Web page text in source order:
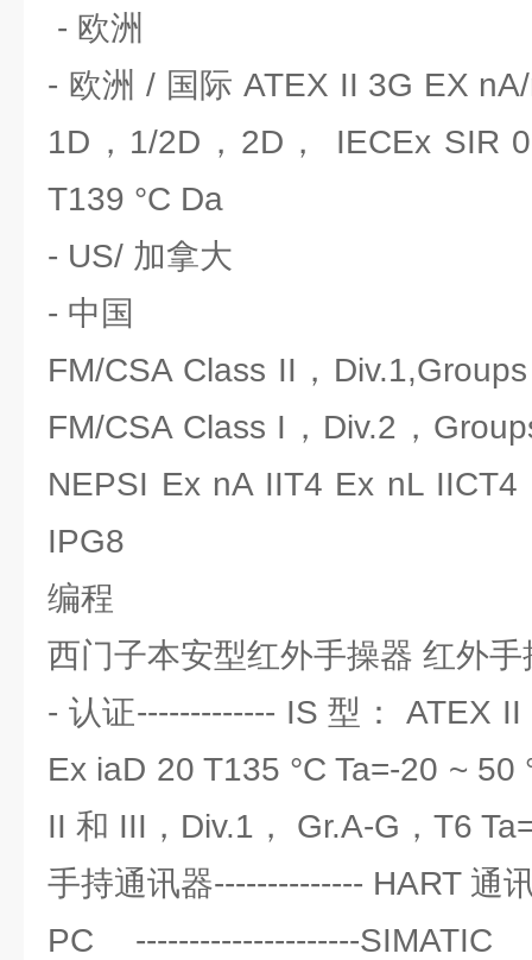
- 欧洲
- 欧洲 / 国际 ATEX II 3G EX
1D，1/2D，2D， IECEx SIR
T139 °C Da
- US/ 加拿大
- 中国
FM/CSA Class II，
FM/CSA Class I，Div.2，
NEPSI Ex nA IIT4 Ex nL IICT4
IPG8
编程
西门子本安型红外手操器 红外
- 认证------------- IS 型： ATEX
Ex iaD 20 T135 °C Ta=-20 ~ 50
II 和 III，Div.1， Gr.A-G，T6
手持通讯器-------------- HART 通
PC ---------------------